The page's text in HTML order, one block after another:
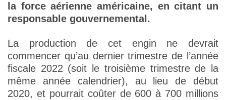
la force aérienne américaine, en citant un
responsable gouvernemental.
La production de cet engin ne devrait
commencer qu’au dernier trimestre de l’année
fiscale 2022 (soit le troisième trimestre de la
même année calendrier), au lieu de début
2020, et pourrait coûter de 600 à 700 millions